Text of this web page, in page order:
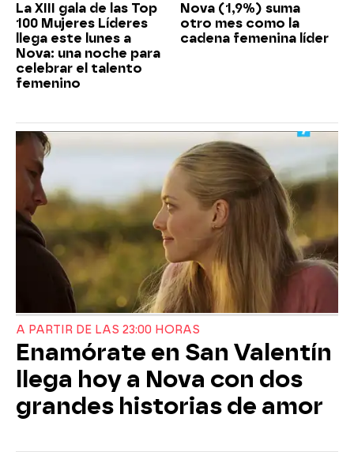
La XIII gala de las Top
100 Mujeres Líderes
llega este lunes a
Nova: una noche para
celebrar el talento
femenino
Nova (1,9%) suma
otro mes como la
cadena femenina líder
A PARTIR DE LAS 23:00 HORAS
Enamórate en San Valentín
llega hoy a Nova con dos
grandes historias de amor